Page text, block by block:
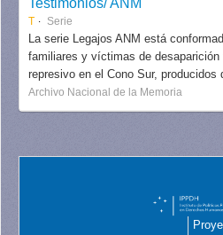
T Serie
La serie Legajos ANM está
familiares y víctimas de
represivo en el Cono Sur, producidos
Archivo Nacional de la Memoria